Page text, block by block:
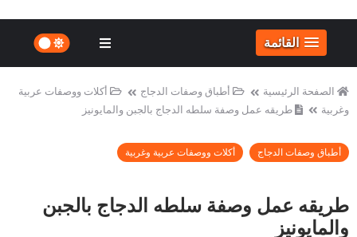
القائمة
الصفحة الرئيسية أطباق وصفات الدجاج
أكلات ووصفات عربية
وغربية
طريقه عمل وصفة سلطه الدجاج بالجبن والمايونيز
أطباق وصفات الدجاج أكلات ووصفات عربية وغربية
طريقه عمل وصفة سلطه الدجاج بالجبن
والمايونيز